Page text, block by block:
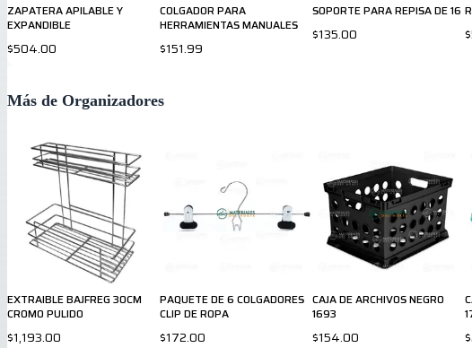
ZAPATERA APILABLE Y
EXPANDIBLE
$504.00
COLGADOR PARA
HERRAMIENTAS MANUALES
$151.99
SOPORTE PARA REPISA DE 16
$135.00
Más de Organizadores
EXTRAIBLE BAJFREG 30CM
CROMO PULIDO
$1,193.00
PAQUETE DE 6 COLGADORES
CLIP DE ROPA
$172.00
CAJA DE ARCHIVOS NEGRO
1693
$154.00